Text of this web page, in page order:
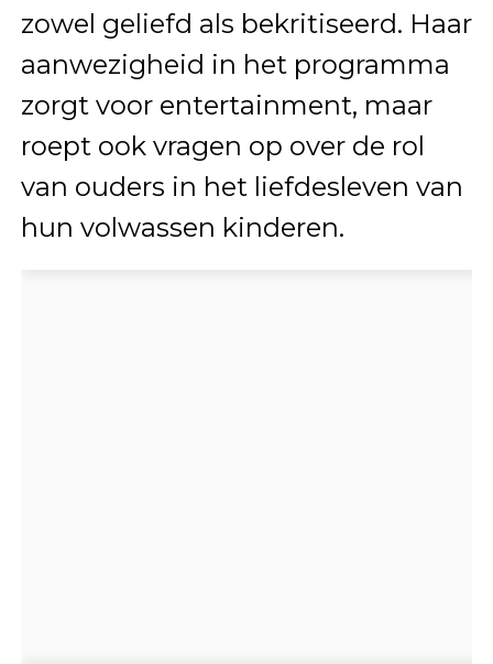
zowel geliefd als bekritiseerd. Haar
aanwezigheid in het programma
zorgt voor entertainment, maar
roept ook vragen op over de rol
van ouders in het liefdesleven van
hun volwassen kinderen.